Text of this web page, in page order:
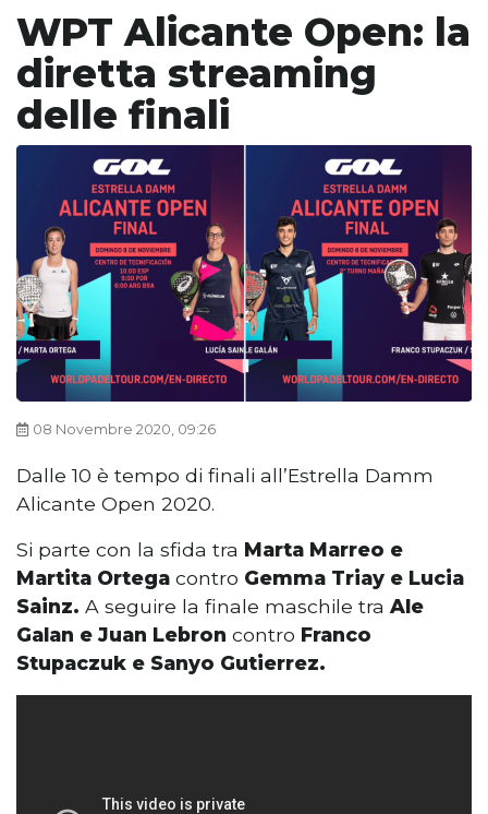
WPT Alicante Open: la
diretta streaming
delle finali
08 Novembre 2020, 09:26
Dalle 10 è tempo di finali all’Estrella Damm
Alicante Open 2020.
Si parte con la sfida tra Marta Marreo e
Martita Ortega contro Gemma Triay e Lucia
Sainz. A seguire la finale maschile tra Ale
Galan e Juan Lebron contro Franco
Stupaczuk e Sanyo Gutierrez.